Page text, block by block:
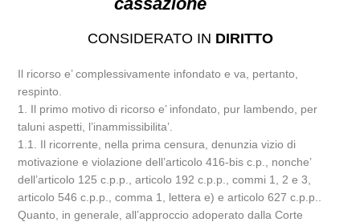
CONSIDERATO IN DIRITTO
Il ricorso e’ complessivamente infondato e va, pertanto,
respinto.
1. Il primo motivo di ricorso e’ infondato, pur lambendo, per
taluni aspetti, l’inammissibilita’.
1.1. Il ricorrente, nella prima censura, denunzia vizio di
motivazione e violazione dell’articolo 416-bis c.p., nonche’
dell’articolo 125 c.p.p., articolo 192 c.p.p., commi 1, 2 e 3,
articolo 546 c.p.p., comma 1, lettera e) e articolo 627 c.p.p..
Quanto, in generale, all’approccio adoperato dalla Corte